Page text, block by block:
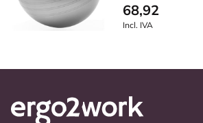
68,92
Incl. IVA